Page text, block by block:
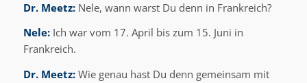
Dr. Meetz:Nele, wann warst Du denn in Frankreich?
Nele: Ich war vom 17. April bis zum 15. Juni in
Frankreich.
Dr. Meetz:Wie genau hast Du denn gemeinsam mit